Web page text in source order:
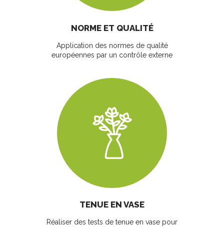
NORME ET QUALITÉ
Application des normes de qualité
européennes par un contrôle externe
TENUE EN VASE
Réaliser des tests de tenue en vase pour